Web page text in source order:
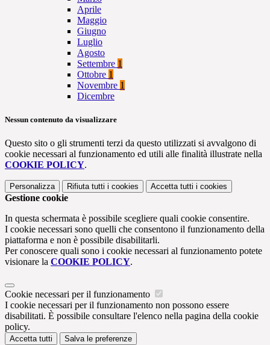
Aprile
Maggio
Giugno
Luglio
Agosto
Settembre 1
Ottobre 1
Novembre 1
Dicembre
Nessun contenuto da visualizzare
Questo sito o gli strumenti terzi da questo utilizzati si avvalgono di
cookie necessari al funzionamento ed utili alle finalità illustrate nella
COOKIE POLICY.
Personalizza Rifiuta tutti i cookies Accetta tutti i cookies
Gestione cookie
In questa schermata è possibile scegliere quali cookie consentire.
I cookie necessari sono quelli che consentono il funzionamento della
piattaforma e non è possibile disabilitarli.
Per conoscere quali sono i cookie necessari al funzionamento potete
visionare la COOKIE POLICY.
Cookie necessari per il funzionamento
I cookie necessari per il funzionamento non possono essere
disabilitati. È possibile consultare l'elenco nella pagina della cookie
policy.
Accetta tutti Salva le preferenze